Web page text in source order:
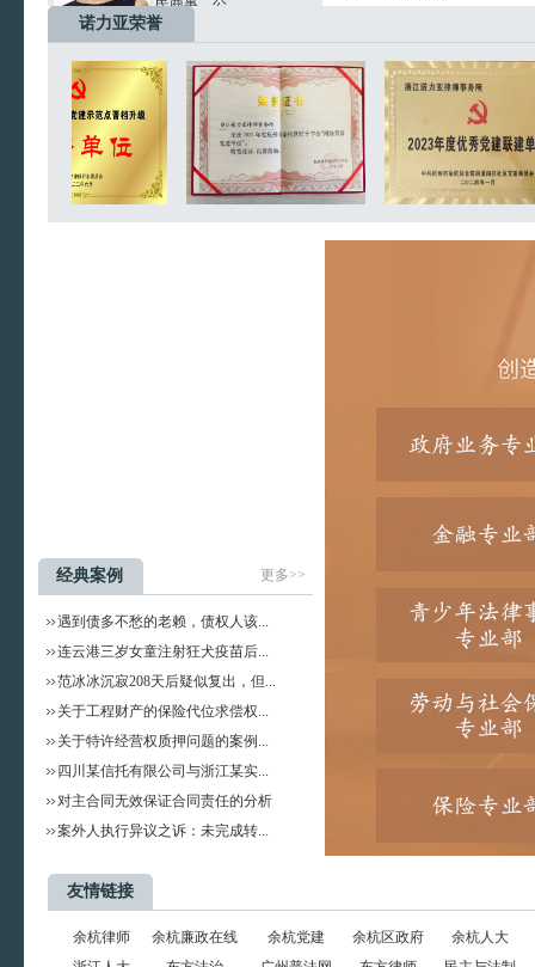
黄钰斐
黄钰斐 诺力亚律师事务
所实习律师 业务领域：
民商事、公...
张彤彤 律师
张彤彤 诺力亚律师事务
工商大学法...
戴语嫣
戴语嫣 诺力亚律师事务
所实习律师 业务领域：
民商事、公...
诺力亚荣誉
经典案例 更多>>
遇到债多不愁的老赖，债权人该...
连云港三岁女童注射狂犬疫苗后...
范冰冰沉寂208天后疑似复出，但...
关于工程财产的保险代位求偿权...
关于特许经营权质押问题的案例...
四川某信托有限公司与浙江某实...
对主合同无效保证合同责任的分析
案外人执行异议之诉：未完成转...
友情链接
余杭律师 余杭廉政在线 余杭党建 余杭区政府
余杭人大